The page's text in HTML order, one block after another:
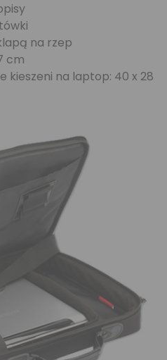
na rzep
cm
kieszeni na laptop: 40 x 28